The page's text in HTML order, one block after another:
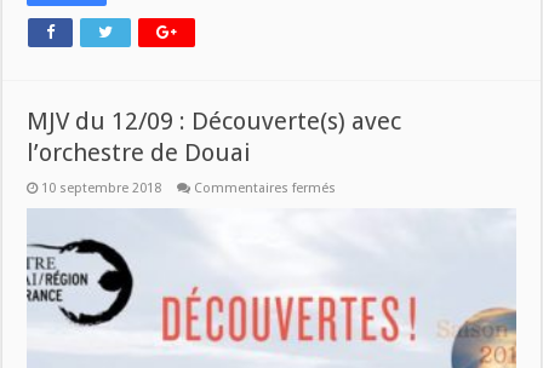
MJV du 12/09 : Découverte(s) avec
l’orchestre de Douai
10 septembre 2018 Commentaires fermés
l’orchestre
de
Douai